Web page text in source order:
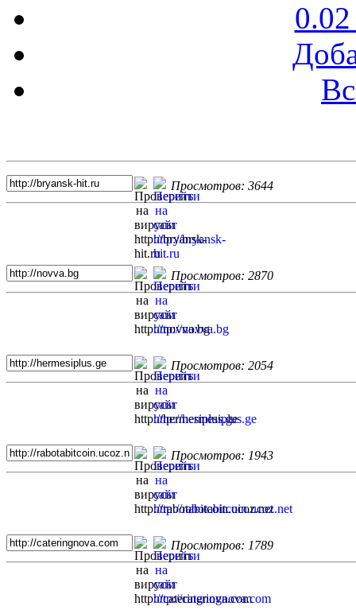
Просмотров: 3644
Просмотров: 2870
Просмотров: 2054
Просмотров: 1943
Просмотров: 1789